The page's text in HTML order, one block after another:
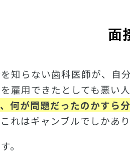
面
知らない歯科医師が、自
雇用できたとしても悪い
何が問題だったのかすら
れはギャンブルでしかあり
。